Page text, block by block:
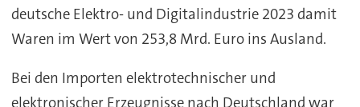
deutsche Elektro- und Digitalindustrie 2023 damit
Waren im Wert von 253,8 Mrd. Euro ins Ausland.
Bei den Importen elektrotechnischer und